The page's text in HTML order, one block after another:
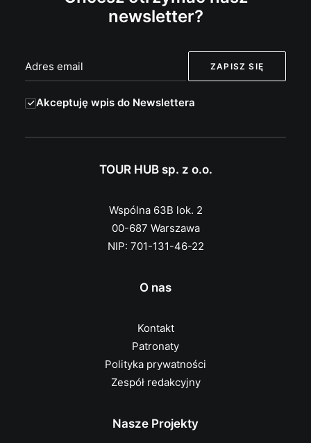
newsletter?
Akceptuję wpis do Newslettera
TOUR HUB sp. z o.o.
Wspólna 63B lok. 2
00-687 Warszawa
NIP: 701-131-46-22
O nas
Kontakt
Patronaty
Polityka prywatności
Zespół redakcyjny
Nasze Projekty